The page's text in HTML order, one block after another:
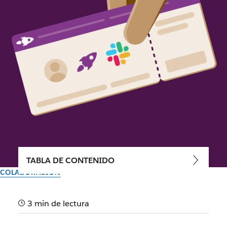
COLABORACIÓN
Pequeñas empresas, enorme
TABLA DE CONTENIDO
3 min de lectura